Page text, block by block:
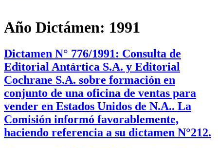
Año Dictámen: 1991
Dictamen N° 776/1991: Consulta de
Editorial Antártica S.A. y Editorial
Cochrane S.A. sobre formación en
conjunto de una oficina de ventas para
vender en Estados Unidos de N.A.. La
Comisión informó favorablemente,
haciendo referencia a su dictamen N°212.